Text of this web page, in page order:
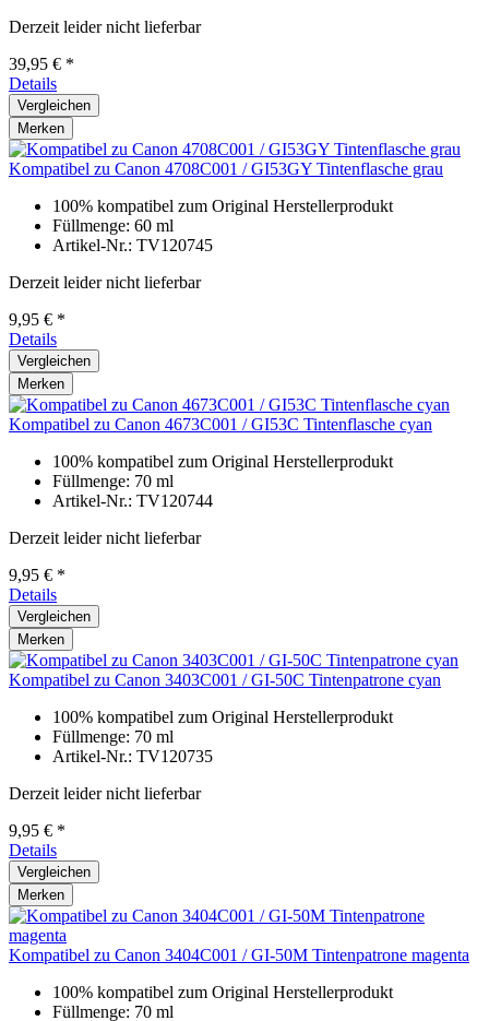
Derzeit leider nicht lieferbar
39,95 € *
Details
Vergleichen
Merken
Kompatibel zu Canon 4708C001 / GI53GY Tintenflasche grau
100% kompatibel zum Original Herstellerprodukt
Füllmenge: 60 ml
Artikel-Nr.: TV120745
Derzeit leider nicht lieferbar
9,95 € *
Details
Vergleichen
Merken
Kompatibel zu Canon 4673C001 / GI53C Tintenflasche cyan
100% kompatibel zum Original Herstellerprodukt
Füllmenge: 70 ml
Artikel-Nr.: TV120744
Derzeit leider nicht lieferbar
9,95 € *
Details
Vergleichen
Merken
Kompatibel zu Canon 3403C001 / GI-50C Tintenpatrone cyan
100% kompatibel zum Original Herstellerprodukt
Füllmenge: 70 ml
Artikel-Nr.: TV120735
Derzeit leider nicht lieferbar
9,95 € *
Details
Vergleichen
Merken
Kompatibel zu Canon 3404C001 / GI-50M Tintenpatrone magenta
100% kompatibel zum Original Herstellerprodukt
Füllmenge: 70 ml